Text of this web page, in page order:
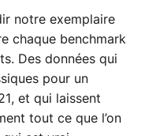
notre exemplaire
chaque benchmark
Des données qui
pour un
et qui laissent
tout ce que l’on